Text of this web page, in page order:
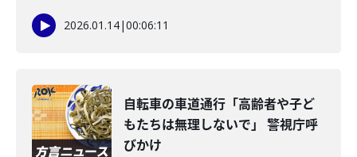
2026.01.14|00:06:11
自転車の車道通行「高齢者や子ど
もたちは無理しないで」 警視庁呼
びかけ